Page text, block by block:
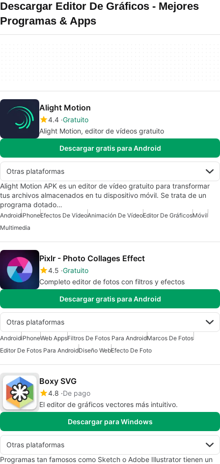
Descargar Editor De Gráficos - Mejores
Programas & Apps
Alight Motion
4.4 Gratuito
Alight Motion, editor de vídeos gratuito
Descargar gratis para Android
Otras plataformas
Alight Motion APK es un editor de vídeo gratuito para transformar
tus archivos almacenados en tu dispositivo móvil. Se trata de un
programa dotado…
AndroidiPhoneEfectos De VídeoAnimación De VídeoEditor De GráficosMóvil
Multimedia
Pixlr - Photo Collages Effect
4.5 Gratuito
Completo editor de fotos con filtros y efectos
Descargar gratis para Android
Otras plataformas
AndroidiPhoneWeb AppsFiltros De Fotos Para AndroidMarcos De Fotos
Editor De Fotos Para AndroidDiseño WebEfecto De Foto
Boxy SVG
4.8 De pago
El editor de gráficos vectores más intuitivo.
Descargar para Windows
Otras plataformas
Programas tan famosos como Sketch o Adobe Illustrator tienen un